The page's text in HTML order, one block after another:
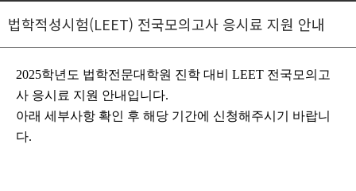
법학적성시험(LEET) 전국모의고사 응시료 지원 안내
2025학년도 법학전문대학원 진학 대비 LEET 전국모의고
사 응시료 지원 안내입니다.
아래 세부사항 확인 후 해당 기간에 신청해주시기 바랍니
다.